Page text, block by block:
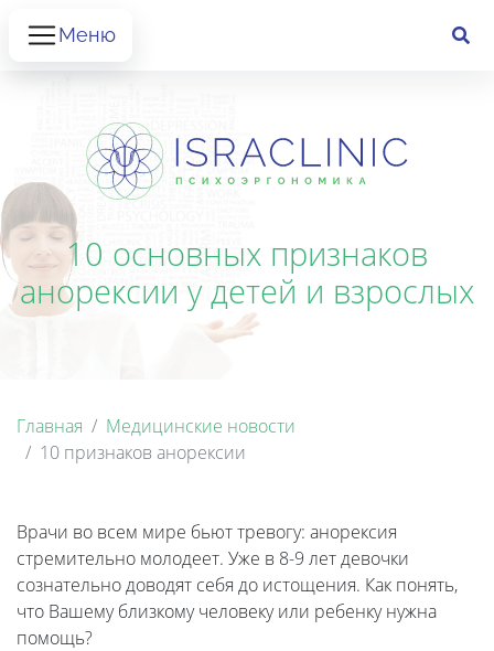
Меню
10 основных признаков
анорексии у детей и взрослых
Главная
Медицинские новости
10 признаков анорексии
Врачи во всем мире бьют тревогу: анорексия
стремительно молодеет. Уже в 8-9 лет девочки
сознательно доводят себя до истощения. Как понять,
что Вашему близкому человеку или ребенку нужна
помощь?